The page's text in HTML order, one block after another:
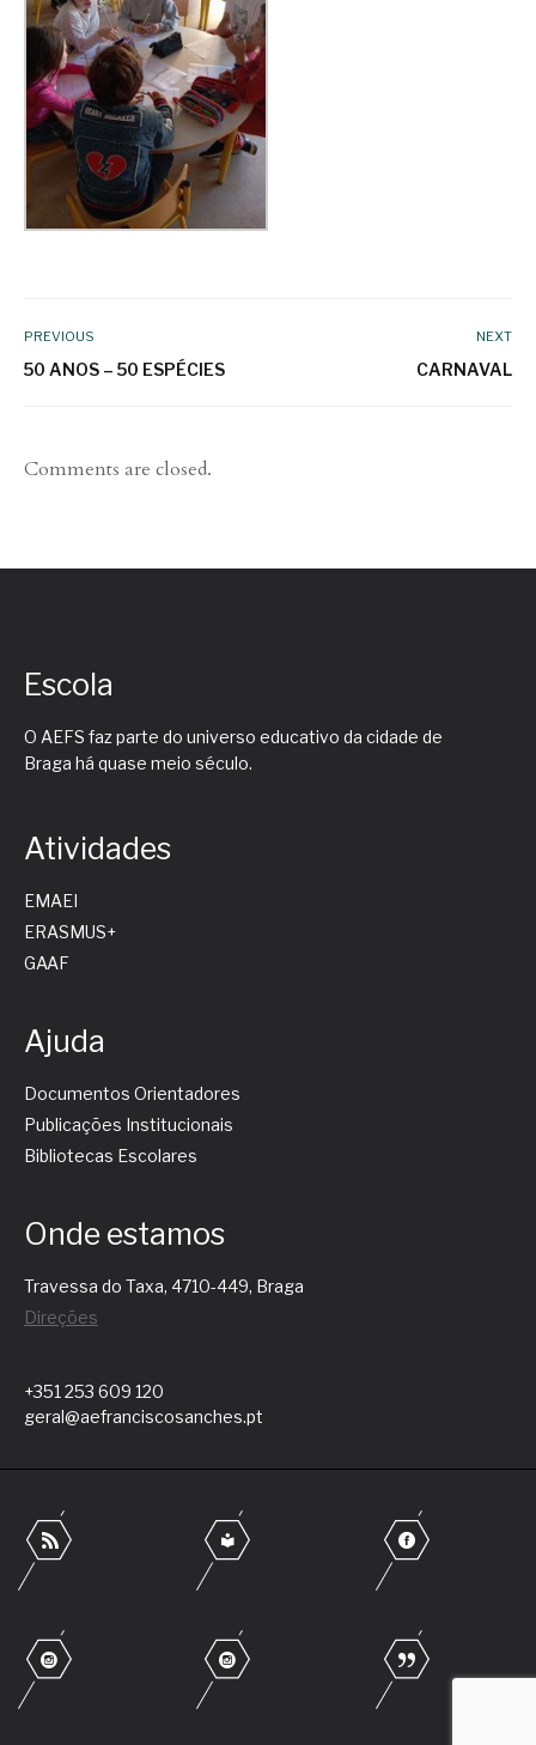
PREVIOUS
50 ANOS – 50 ESPÉCIES
NEXT
CARNAVAL
Comments are closed.
Escola
O AEFS faz parte do universo educativo da cidade de
Braga há quase meio século.
Atividades
EMAEI
ERASMUS+
GAAF
Ajuda
Documentos Orientadores
Publicações Institucionais
Bibliotecas Escolares
Onde estamos
Travessa do Taxa, 4710-449, Braga
Direções
+351 253 609 120
geral@aefranciscosanches.pt